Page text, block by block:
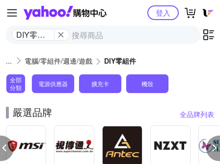
Yahoo購物中心
DIY零組
登入
電腦/零組件/週邊/遊戲 DIY零組件
全部
分類
電源供應器 擴充卡 機殼
嚴選品牌 全品牌列表